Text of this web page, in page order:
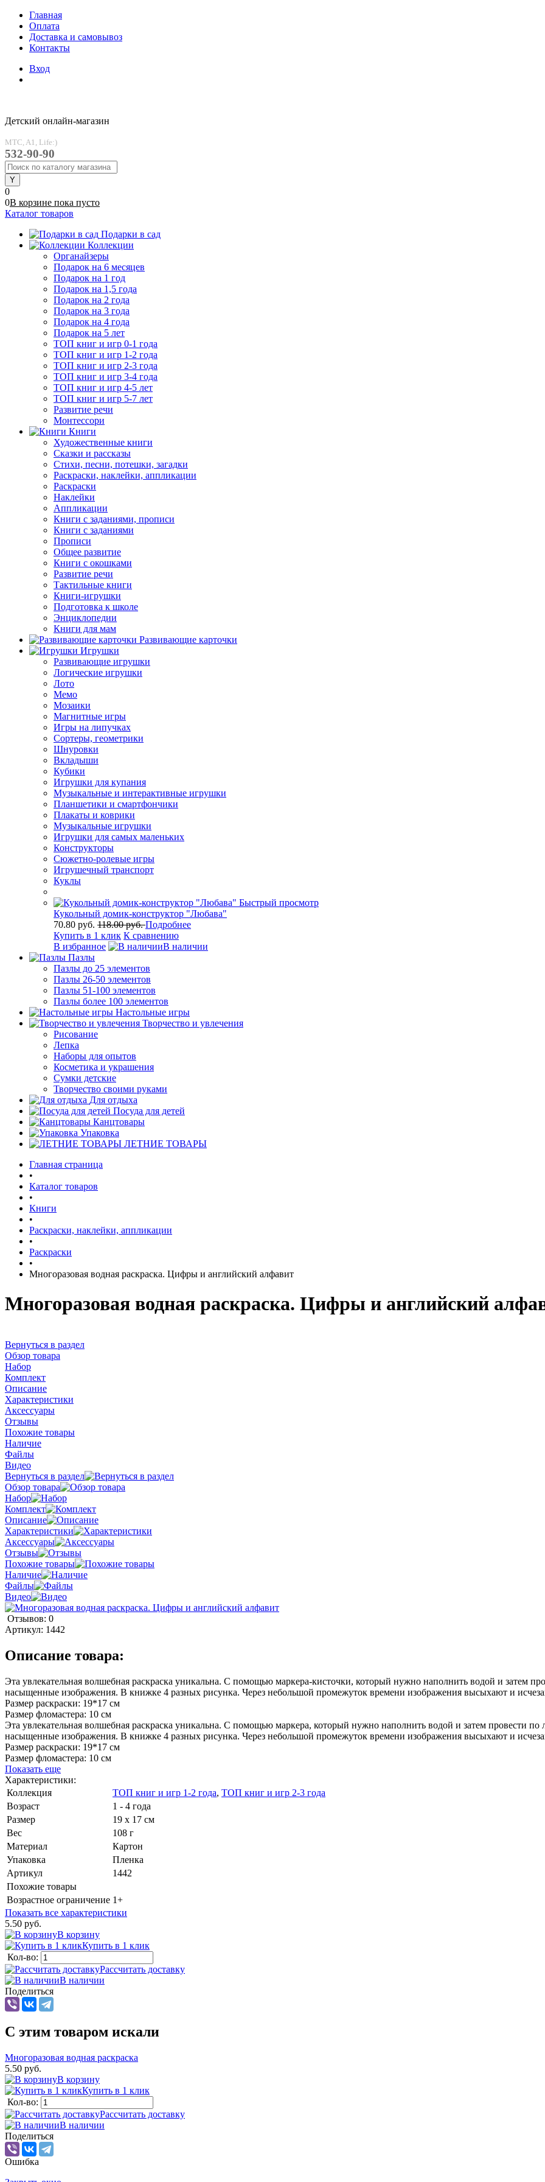
Главная
Оплата
Доставка и самовывоз
Контакты
Вход
Детский онлайн-магазин
MTC, A1, Life:)
532-90-90
0
0В корзине пока пусто
Каталог товаров
Подарки в сад
Коллекции
Органайзеры
Подарок на 6 месяцев
Подарок на 1 год
Подарок на 1,5 года
Подарок на 2 года
Подарок на 3 года
Подарок на 4 года
Подарок на 5 лет
ТОП книг и игр 0-1 года
ТОП книг и игр 1-2 года
ТОП книг и игр 2-3 года
ТОП книг и игр 3-4 года
ТОП книг и игр 4-5 лет
ТОП книг и игр 5-7 лет
Развитие речи
Монтессори
Книги
Художественные книги
Сказки и рассказы
Стихи, песни, потешки, загадки
Раскраски, наклейки, аппликации
Раскраски
Наклейки
Аппликации
Книги с заданиями, прописи
Книги с заданиями
Прописи
Общее развитие
Книги с окошками
Развитие речи
Тактильные книги
Книги-игрушки
Подготовка к школе
Энциклопедии
Книги для мам
Развивающие карточки
Игрушки
Развивающие игрушки
Логические игрушки
Лото
Мемо
Мозаики
Магнитные игры
Игры на липучках
Сортеры, геометрики
Шнуровки
Вкладыши
Кубики
Игрушки для купания
Музыкальные и интерактивные игрушки
Планшетики и смартфончики
Плакаты и коврики
Музыкальные игрушки
Игрушки для самых маленьких
Конструкторы
Сюжетно-ролевые игры
Игрушечный транспорт
Куклы
Быстрый просмотр
Кукольный домик-конструктор "Любава"
70.80 руб. 118.00 руб.Подробнее
Купить в 1 клик К сравнению
В избранное
В наличии
Пазлы
Пазлы до 25 элементов
Пазлы 26-50 элементов
Пазлы 51-100 элементов
Пазлы более 100 элементов
Настольные игры
Творчество и увлечения
Рисование
Лепка
Наборы для опытов
Косметика и украшения
Сумки детские
Творчество своими руками
Для отдыха
Посуда для детей
Канцтовары
Упаковка
ЛЕТНИЕ ТОВАРЫ
Главная страница
•
Каталог товаров
•
Книги
•
Раскраски, наклейки, аппликации
•
Раскраски
•
Многоразовая водная раскраска. Цифры и английский алфавит
Многоразовая водная раскраска. Цифры и английский
Вернуться в раздел
Обзор товара
Набор
Комплект
Описание
Характеристики
Аксессуары
Отзывы
Похожие товары
Наличие
Файлы
Видео
Вернуться в раздел
Обзор товара
Набор
Комплект
Описание
Характеристики
Аксессуары
Отзывы
Похожие товары
Наличие
Файлы
Видео
Отзывов: 0
Артикул: 1442
Описание товара:
Эта увлекательная волшебная раскраска уникальна. С помощью маркера-кисточки, который нужно наполнить водой и затем
насыщенные изображения. В книжке 4 разных рисунка. Через небольшой промежуток времени изображения высыхают и
Размер раскраски: 19*17 см
Размер фломастера: 10 см
Эта увлекательная волшебная раскраска уникальна. С помощью маркера, который нужно наполнить водой и затем провести
насыщенные изображения. В книжке 4 разных рисунка. Через небольшой промежуток времени изображения высыхают и
Размер раскраски: 19*17 см
Размер фломастера: 10 см
Показать еще
Характеристики:
Коллекция
ТОП книг и игр 1-2 года, ТОП книг и игр 2-3 года
Возраст
1 - 4 года
Размер
19 х 17 см
Вес
108 г
Материал
Картон
Упаковка
Пленка
Артикул
1442
Похожие товары
Возрастное ограничение 1+
Показать все характеристики
5.50 руб.
В корзину
Купить в 1 клик
Кол-во:
Рассчитать доставку
В наличии
Поделиться
C этим товаром искали
Многоразовая водная раскраска
5.50 руб.
В корзину
Купить в 1 клик
Кол-во:
Рассчитать доставку
В наличии
Поделиться
Ошибка